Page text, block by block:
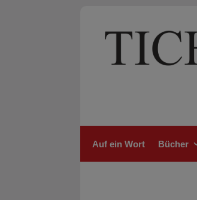
Auf ein Wort Bücher